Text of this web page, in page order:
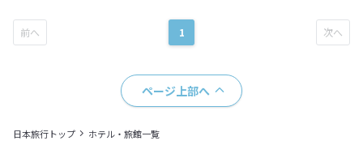
1
ページ上部へ
日本旅行トップ ホテル・旅館一覧